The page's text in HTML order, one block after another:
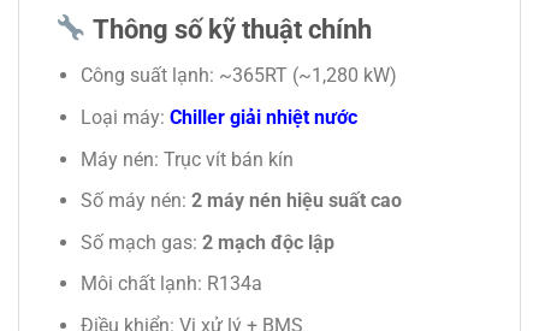
Thông số kỹ thuật chính
Công suất lạnh: ~365RT (~1,280 kW)
Loại máy: Chiller giải nhiệt nước
Máy nén: Trục vít bán kín
Số máy nén: 2 máy nén hiệu suất cao
Số mạch gas: 2 mạch độc lập
Môi chất lạnh: R134a
Điều khiển: Vi xử lý + BMS